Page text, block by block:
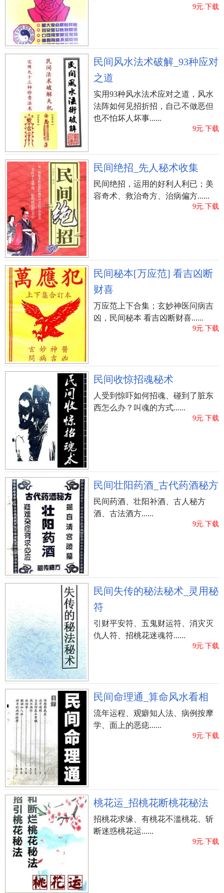
9元.下载
民间风水法术破解_93种应对
之道
实用93种风水法术应对之道，风水
法阵如何见招折招，自己不做恶但
也不怕坏人坏事......
9元.下载
民间绝招_先人秘术收集
民间绝招，运用的好利人利已；美
容奇术、救治奇方、治病偏方......
9元.下载
民间秘本[万应范] 看吉凶断
财喜
万应范上下合集；玄妙神医问病吉
凶，民间秘本 看吉凶断财喜......
9元.下载
民间收惊招魂秘术
人受到惊吓如何招魂、碰到了脏东
西怎么办？叫魂的方式......
9元.下载
民间壮阳药酒_古代药酒秘方
民间药酒、壮阳补酒、古人秘方
酒、古法酒方......
9元.下载
民间失传的秘法秘术_灵用秘
符
引财平安符、五鬼财运符、消灾灭
仇人符、招桃花迷魂符......
9元.下载
民间命理通_算命风水看相
流年运程、观癖知人法、病例按摩
学、面上的恶痣......
9元.下载
桃花运_招桃花断桃花秘法
招桃花求缘、有桃花不滥桃花、斩
断迷惑桃花运......
9元.下载